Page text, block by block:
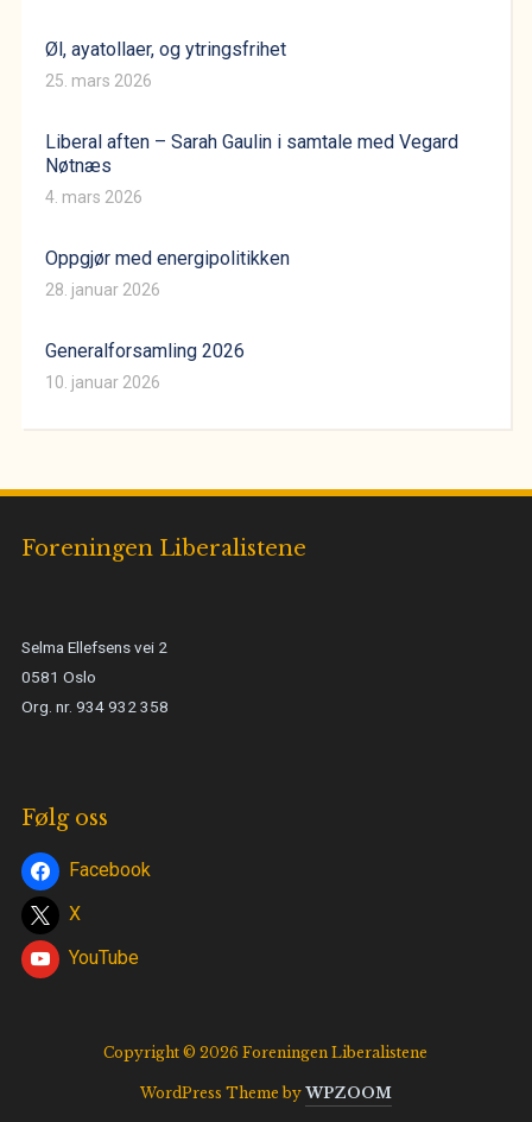
Øl, ayatollaer, og ytringsfrihet
25. mars 2026
Liberal aften – Sarah Gaulin i samtale med Vegard
Nøtnæs
4. mars 2026
Oppgjør med energipolitikken
28. januar 2026
Generalforsamling 2026
10. januar 2026
Foreningen Liberalistene
Selma Ellefsens vei 2
0581 Oslo
Org. nr. 934 932 358
Følg oss
Facebook
X
YouTube
Copyright © 2026 Foreningen Liberalistene
WordPress Theme by WPZOOM